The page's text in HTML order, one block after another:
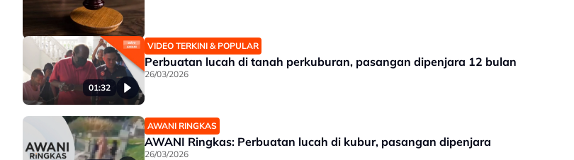
01:32
VIDEO TERKINI & POPULAR
Perbuatan lucah di tanah perkuburan, pasangan dipenjara 12 bulan
26/03/2026
AWANI RINGKAS
AWANI Ringkas: Perbuatan lucah di kubur, pasangan dipenjara
26/03/2026